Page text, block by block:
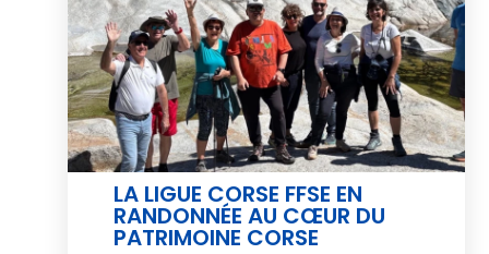
LA LIGUE CORSE FFSE EN
RANDONNÉE AU CŒUR DU
PATRIMOINE CORSE